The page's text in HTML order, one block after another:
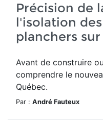
Précision de
l'isolation
planchers sur
Avant de construire
comprendre le
Québec.
Par : André Fauteux